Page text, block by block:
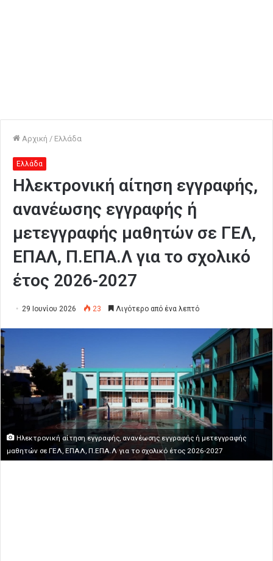
Αρχική / Ελλάδα
Ελλάδα
Ηλεκτρονική αίτηση εγγραφής,
ανανέωσης εγγραφής ή
μετεγγραφής μαθητών σε ΓΕΛ,
ΕΠΑΛ, Π.ΕΠΑ.Λ για το σχολικό
έτος 2026-2027
29 Ιουνίου 2026 23 Λιγότερο από ένα λεπτό
Ηλεκτρονική αίτηση εγγραφής, ανανέωσης εγγραφής ή μετεγγραφής
μαθητών σε ΓΕΛ, ΕΠΑΛ, Π.ΕΠΑ.Λ για το σχολικό έτος 2026-2027